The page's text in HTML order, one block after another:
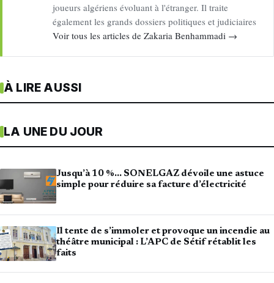
joueurs algériens évoluant à l'étranger. Il traite
également les grands dossiers politiques et judiciaires
Voir tous les articles de Zakaria Benhammadi →
À LIRE AUSSI
LA UNE DU JOUR
Jusqu’à 10 %… SONELGAZ dévoile une astuce
simple pour réduire sa facture d’électricité
Il tente de s’immoler et provoque un incendie au
théâtre municipal : L’APC de Sétif rétablit les
faits